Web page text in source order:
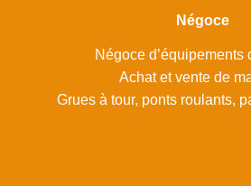
Négoce
Négoce d’équipements
Achat et vente de
Grues à tour, ponts roulants,